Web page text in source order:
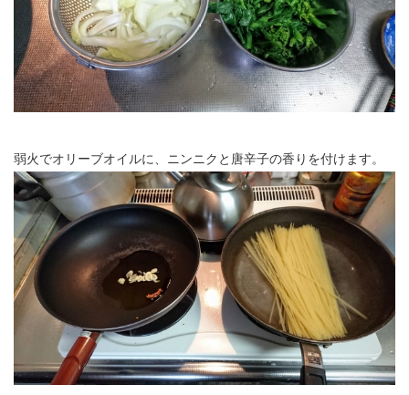
弱火でオリーブオイルに、ニンニクと唐辛子の香りを付けます。